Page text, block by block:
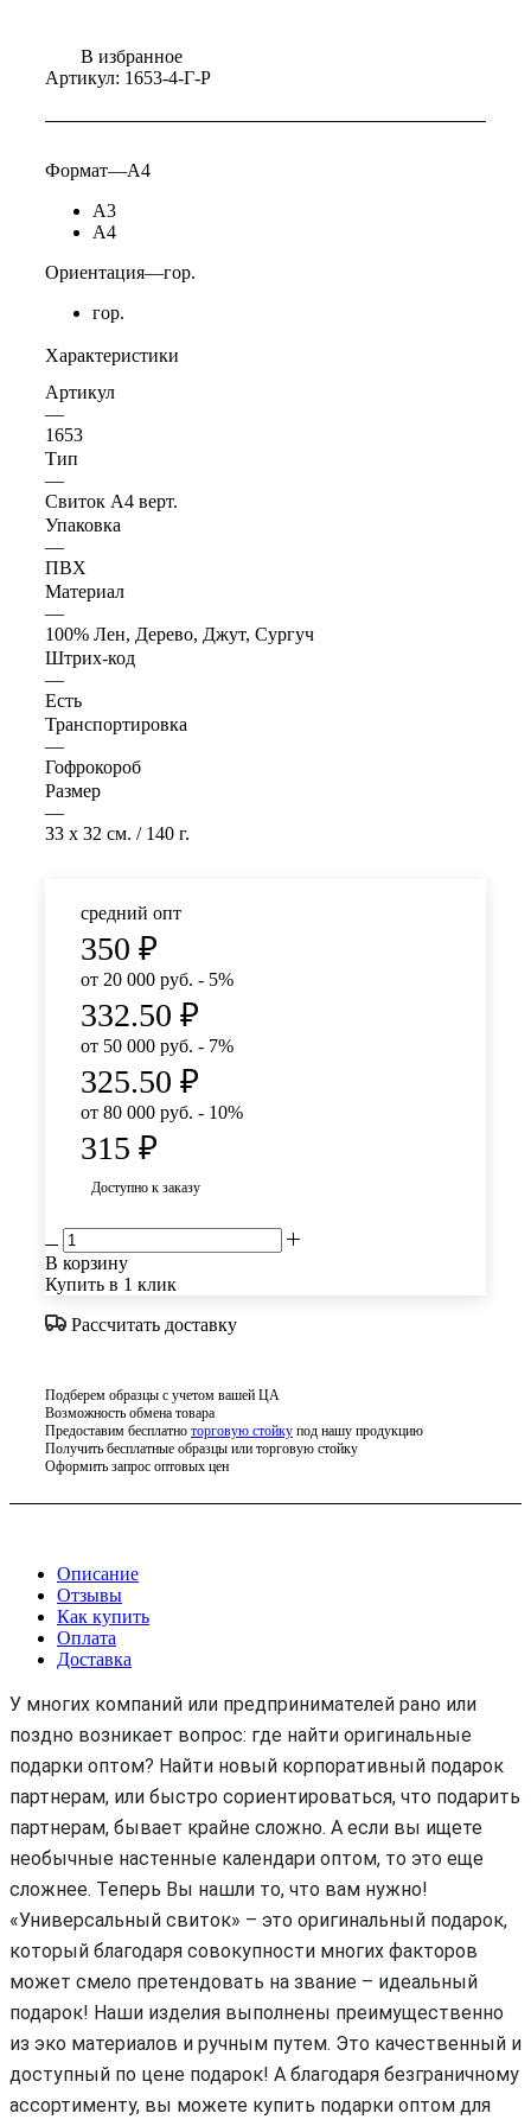
В избранное
Артикул: 1653-4-Г-Р
Формат—А4
А3
А4
Ориентация—гор.
гор.
Характеристики
Артикул
—
1653
Тип
—
Свиток А4 верт.
Упаковка
—
ПВХ
Материал
—
100% Лен, Дерево, Джут, Сургуч
Штрих-код
—
Есть
Транспортировка
—
Гофрокороб
Размер
—
33 x 32 см. / 140 г.
средний опт
350 ₽
от 20 000 руб. - 5%
332.50 ₽
от 50 000 руб. - 7%
325.50 ₽
от 80 000 руб. - 10%
315 ₽
Доступно к заказу
В корзину
Купить в 1 клик
Рассчитать доставку
Подберем образцы с учетом вашей ЦА
Возможность обмена товара
Предоставим бесплатно торговую стойку под нашу продукцию
Получить бесплатные образцы или торговую стойку
Оформить запрос оптовых цен
Описание
Отзывы
Как купить
Оплата
Доставка
У многих компаний или предпринимателей рано или
поздно возникает вопрос: где найти оригинальные
подарки оптом? Найти новый корпоративный подарок
партнерам, или быстро сориентироваться, что подарить
партнерам, бывает крайне сложно. А если вы ищете
необычные настенные календари оптом, то это еще
сложнее. Теперь Вы нашли то, что вам нужно!
«Универсальный свиток» – это оригинальный подарок,
который благодаря совокупности многих факторов
может смело претендовать на звание – идеальный
подарок! Наши изделия выполнены преимущественно
из эко материалов и ручным путем. Это качественный и
доступный по цене подарок! А благодаря безграничному
ассортименту, вы можете купить подарки оптом для